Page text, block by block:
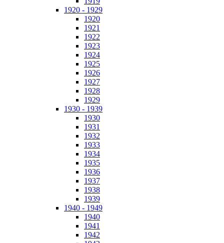
1920 - 1929
1920
1921
1922
1923
1924
1925
1926
1927
1928
1929
1930 - 1939
1930
1931
1932
1933
1934
1935
1936
1937
1938
1939
1940 - 1949
1940
1941
1942